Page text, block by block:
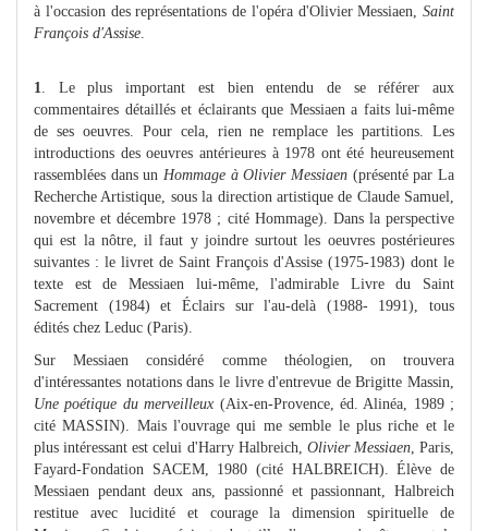
à l'occasion des représentations de l'opéra d'Olivier Messiaen, Saint
François d'Assise
1
. Le plus important est bien entendu de se référer aux
commentaires détaillés et éclairants que Messiaen a faits lui-même
de ses oeuvres. Pour cela, rien ne remplace les partitions. Les
introductions des oeuvres antérieures à 1978 ont été heureusement
rassemblées dans un Hommage à Olivier Messiaen (présenté par La
Recherche Artistique, sous la direction artistique de Claude Samuel,
novembre et décembre 1978 ; cité Hommage). Dans la perspective
qui est la nôtre, il faut y joindre surtout les oeuvres postérieures
suivantes : le livret de Saint François d'Assise (1975-1983) dont le
texte est de Messiaen lui-même, l'admirable Livre du Saint
Sacrement (1984) et Éclairs sur l'au-delà (1988- 1991), tous
édités chez Leduc (Paris).
Sur Messiaen considéré comme théologien, on trouvera
d'intéressantes notations dans le livre d'entrevue de Brigitte Massin,
Une poétique du merveilleux (Aix-en-Provence, éd. Alinéa, 1989 ;
cité MASSIN). Mais l'ouvrage qui me semble le plus riche et le
plus intéressant est celui d'Harry Halbreich, Olivier Messiaen, Paris,
Fayard-Fondation SACEM, 1980 (cité HALBREICH). Élève de
Messiaen pendant deux ans, passionné et passionnant, Halbreich
restitue avec lucidité et courage la dimension spirituelle de